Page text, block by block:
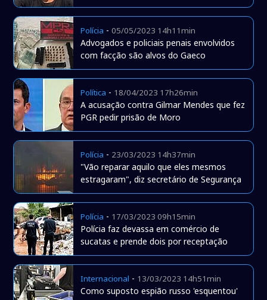
Polícia -05/05/2023 14h11min
Advogados e policiais penais envolvidos
com facção são alvos do Gaeco
Política - 18/04/2023 17h26min
A acusação contra Gilmar Mendes que fez
PGR pedir prisão de Moro
Polícia - 23/03/2023 14h37min
"Vão reparar aquilo que eles mesmos
estragaram", diz secretário de Segurança
Polícia - 17/03/2023 09h15min
Polícia faz devassa em comércio de
sucatas e prende dois por receptação
Internacional - 13/03/2023 14h51min
Como suposto espião russo 'esquentou'